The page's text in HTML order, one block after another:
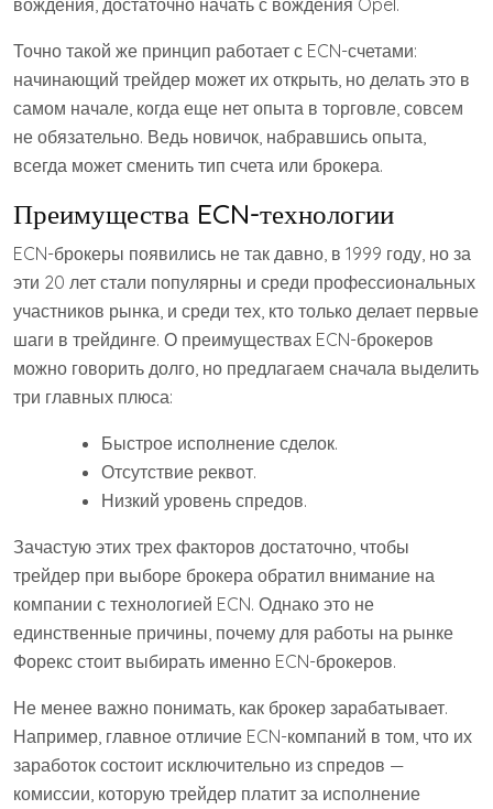
Точно такой же принцип работает с ECN-счетами:
начинающий трейдер может их открыть, но делать это в
самом начале, когда еще нет опыта в торговле, совсем
не обязательно. Ведь новичок, набравшись опыта,
всегда может сменить тип счета или брокера.
Преимущества ECN-технологии
ECN-брокеры появились не так давно, в 1999 году, но за
эти 20 лет стали популярны и среди профессиональных
участников рынка, и среди тех, кто только делает первые
шаги в трейдинге. О преимуществах ECN-брокеров
можно говорить долго, но предлагаем сначала выделить
три главных плюса:
Быстрое исполнение сделок.
Отсутствие реквот.
Низкий уровень спредов.
Зачастую этих трех факторов достаточно, чтобы
трейдер при выборе брокера обратил внимание на
компании с технологией ECN. Однако это не
единственные причины, почему для работы на рынке
Форекс стоит выбирать именно ECN-брокеров.
Не менее важно понимать, как брокер зарабатывает.
Например, главное отличие ECN-компаний в том, что их
заработок состоит исключительно из спредов —
комиссии, которую трейдер платит за исполнение